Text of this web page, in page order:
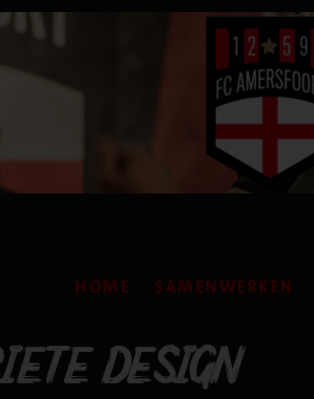
HOME SAMENWERKEN
DESIGN